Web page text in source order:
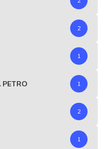
2
1
PETRO 1
2
1